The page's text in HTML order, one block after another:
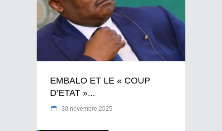
EMBALO ET LE « COUP
D’ETAT »...
30 novembre 2025